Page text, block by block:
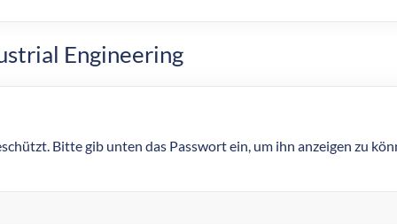
Engineering
Bitte gib unten das Passwort ein, um ihn anzeigen zu